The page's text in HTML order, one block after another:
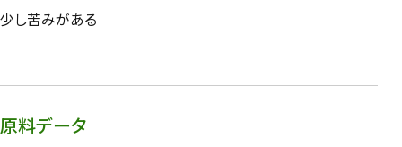
少し苦みがある
原料データ